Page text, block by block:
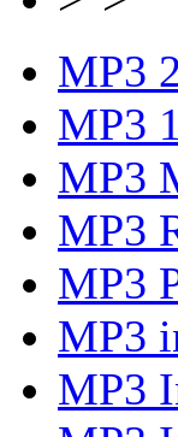
MP3
MP3
MP3
MP3
MP3
MP3
MP3